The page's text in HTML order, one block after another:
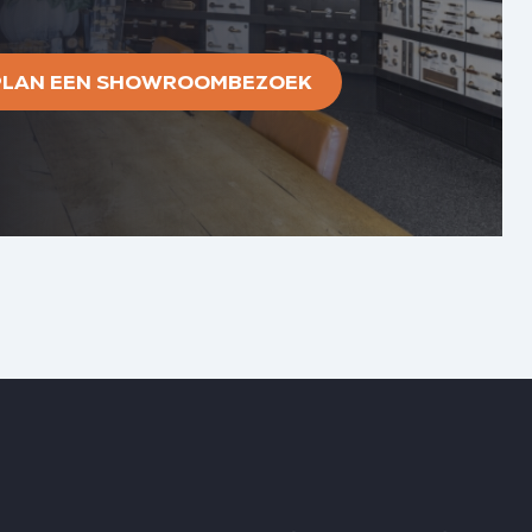
EEN SHOWROOMBEZOEK